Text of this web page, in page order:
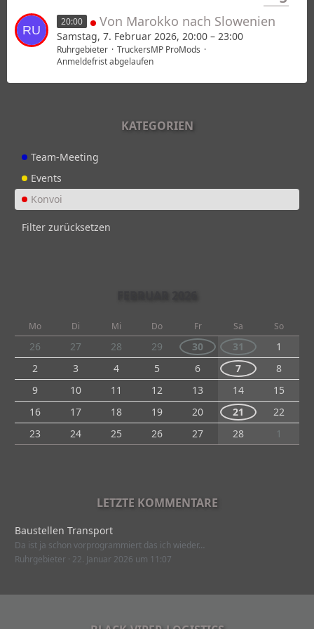
20:00 Von Marokko nach Slowenien
Samstag, 7. Februar 2026, 20:00 – 23:00
Ruhrgebieter
TruckersMP ProMods
Anmeldefrist abgelaufen
KATEGORIEN
Team-Meeting
Events
Konvoi
Filter zurücksetzen
Mo Di Mi Do Fr Sa So
26 27 28 29 30 31
1
2
3 4 5 6 7
8
9
10 11 12 13 14
15
16
17 18 19 20 21
22
23
24 25 26 27 28 1
LETZTE KOMMENTARE
Baustellen Transport
Da ist ja schon vorprogrammiert das ich wieder…
Ruhrgebieter 22. Januar 2026 um 11:07